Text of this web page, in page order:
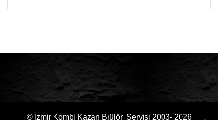
© İzmir Kombi Kazan Brülör Servisi 2003- 2026